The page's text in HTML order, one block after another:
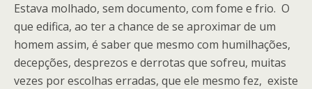
Estava molhado, sem documento, com fome e frio. O
que edifica, ao ter a chance de se aproximar de um
homem assim, é saber que mesmo com humilhações,
decepções, desprezos e derrotas que sofreu, muitas
vezes por escolhas erradas, que ele mesmo fez, existe